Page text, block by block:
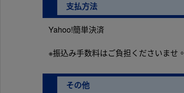
支払方法
Yahoo!簡単決済
※振込み手数料はご負担くださいませ。
その他